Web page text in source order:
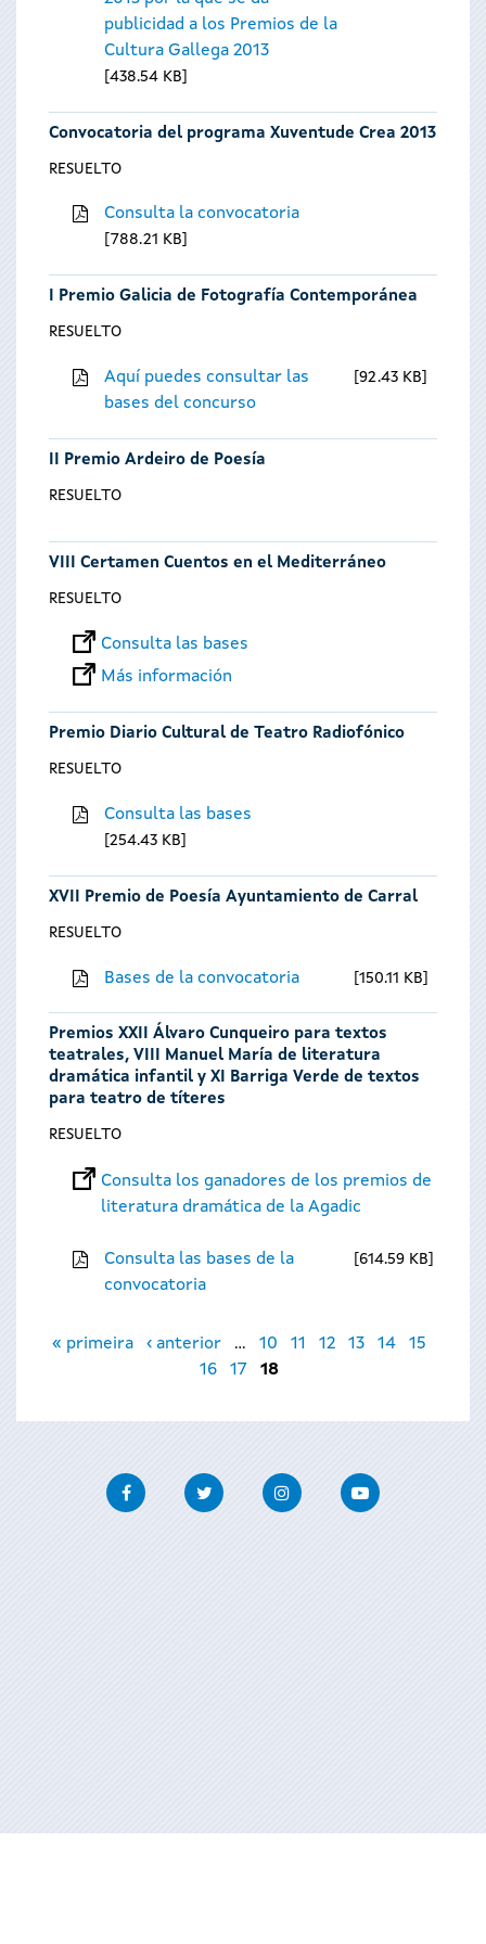
publicidad a los Premios de la
Cultura Gallega 2013
438.54 KB
Convocatoria del programa Xuventude Crea 2013
RESUELTO
Consulta la convocatoria
788.21 KB
I Premio Galicia de Fotografía Contemporánea
RESUELTO
Aquí puedes consultar las
bases del concurso
92.43 KB
II Premio Ardeiro de Poesía
RESUELTO
VIII Certamen Cuentos en el Mediterráneo
RESUELTO
Consulta las bases
Más información
Premio Diario Cultural de Teatro Radiofónico
RESUELTO
Consulta las bases
254.43 KB
XVII Premio de Poesía Ayuntamiento de Carral
RESUELTO
Bases de la convocatoria 150.11 KB
Premios XXII Álvaro Cunqueiro para textos
teatrales, VIII Manuel María de literatura
dramática infantil y XI Barriga Verde de textos
para teatro de títeres
RESUELTO
Consulta los ganadores de los premios de
literatura dramática de la Agadic
Consulta las bases de la
convocatoria
614.59 KB
Páginas
« primeira ‹ anterior … 10 11 12 13 14
15
16
17 18
FacebookTwitter InstagramYoutube